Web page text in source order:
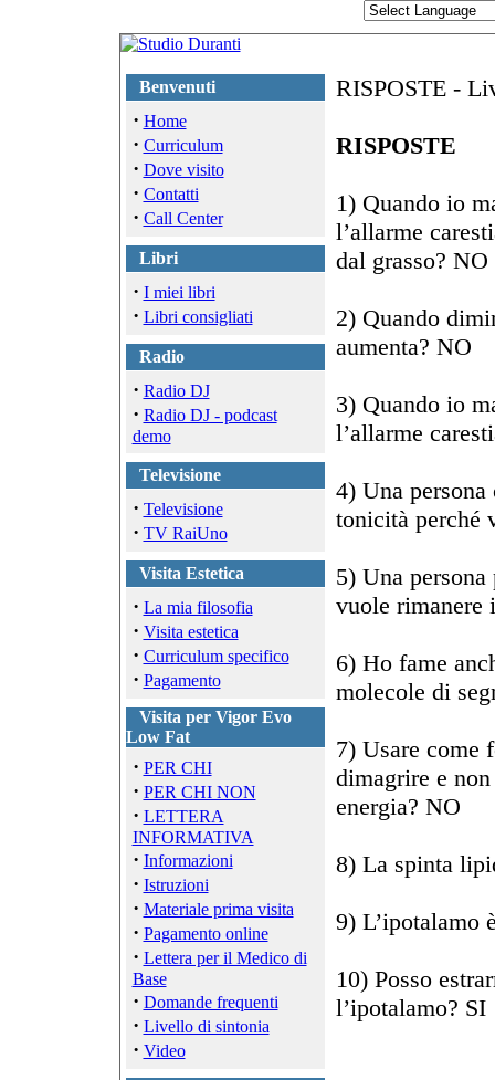
Benvenuti
· Home
· Curriculum
· Dove visito
· Contatti
· Call Center
Libri
· I miei libri
· Libri consigliati
Radio
· Radio DJ
· Radio DJ - podcast
demo
Televisione
· Televisione
· TV RaiUno
Visita Estetica
· La mia filosofia
· Visita estetica
· Curriculum specifico
· Pagamento
Visita per Vigor Evo
Low Fat
· PER CHI
· PER CHI NON
· LETTERA
INFORMATIVA
· Informazioni
· Istruzioni
· Materiale prima visita
· Pagamento online
· Lettera per il Medico di
Base
· Domande frequenti
· Livello di sintonia
· Video
RISPOSTE -
RISPOSTE
1) Quando io
l’allarme
dal grasso? NO
2) Quando
aumenta? NO
3) Quando io
l’allarme
4) Una
tonicità perché
5) Una
vuole rimanere
6) Ho fame
molecole di
7) Usare come
dimagrire e
energia? NO
8) La spinta
9) L’ipotalamo
10) Posso
l’ipotalamo? SI